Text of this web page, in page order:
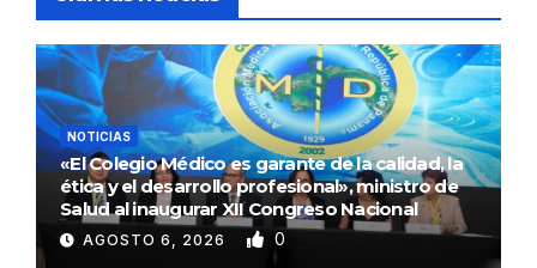
NOTICIAS
«El Colegio Médico es garante de la calidad, la
ética y el desarrollo profesional», ministro de
Salud al inaugurar XII Congreso Nacional
AGOSTO 6, 2026 0